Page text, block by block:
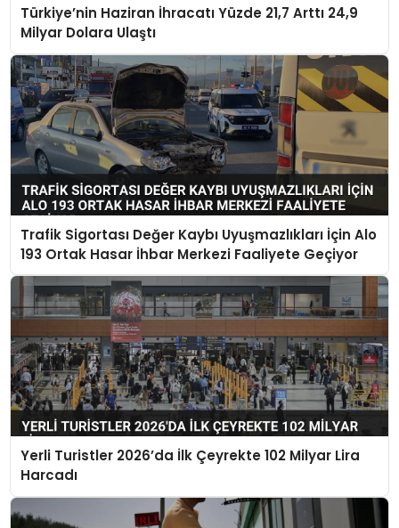
Türkiye’nin Haziran İhracatı Yüzde 21,7 Arttı 24,9
Milyar Dolara Ulaştı
Trafik Sigortası Değer Kaybı Uyuşmazlıkları İçin Alo
193 Ortak Hasar İhbar Merkezi Faaliyete Geçiyor
Yerli Turistler 2026’da İlk Çeyrekte 102 Milyar Lira
Harcadı